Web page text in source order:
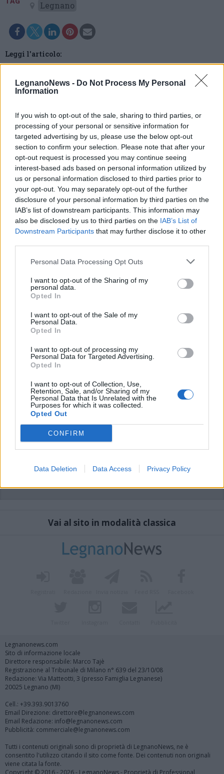
LegnanoNews - Do Not Process My Personal
Information
If you wish to opt-out of the sale, sharing to third parties, or
processing of your personal or sensitive information for
targeted advertising by us, please use the below opt-out
section to confirm your selection. Please note that after your
opt-out request is processed you may continue seeing
interest-based ads based on personal information utilized by
us or personal information disclosed to third parties prior to
your opt-out. You may separately opt-out of the further
disclosure of your personal information by third parties on the
IAB’s list of downstream participants. This information may
also be disclosed by us to third parties on the IAB’s List of
Downstream Participants that may further disclose it to other
Personal Data Processing Opt Outs
I want to opt-out of the Sharing of my
personal data.
Opted In
I want to opt-out of the Sale of my
Personal Data.
Opted In
I want to opt-out of processing my
Personal Data for Targeted Advertising.
Opted In
I want to opt-out of Collection, Use,
Retention, Sale, and/or Sharing of my
Personal Data that Is Unrelated with the
Purposes for which it was collected.
Opted Out
CONFIRM
Data Deletion Data Access Privacy Policy
Legnano
Leggi l'articolo:
UIL, Tripodi: “Abbiamo rilanciato la presenza sul
Commenti
articolo.
L'email è richiesta ma non verrà mostrata ai visitatori. Il contenuto di questo
commento esprime il pensiero dell'autore e non rappresenta la linea editoriale
commenti non sono testi giornalistici, ma post inviati dai singoli lettori che
possono essere automaticamente pubblicati senza filtro preventivo. I commenti
che includano uno o più link a siti esterni verranno rimossi in automatico dal
Vai al sito in modalità classica
Legnanonews.com
Sito di informazione locale
Direttore responsabile: Marco Tajè
Registrazione al Tribunale di Milano n° 639 del 23/10/08
Redazione: Via Matteotti, 3 (presso Famiglia Legnanese)
20025 Legnano (MI)
Cell.: +39.393.9013760
Email Direzione: direttore@legnanonews.com
Email Redazione: info@legnanonews.com
Pubblicità: commerciale@legnanonews.com
Tutti i contenuti originali sono di proprietà di LegnanoNews, ne è
consentito l'utilizzo citando il sito come fonte. Dei contenuti non originali
viene citata la fonte.
Copyright © 2016 - 2026 - LegnanoNews - Proprietà di Professional